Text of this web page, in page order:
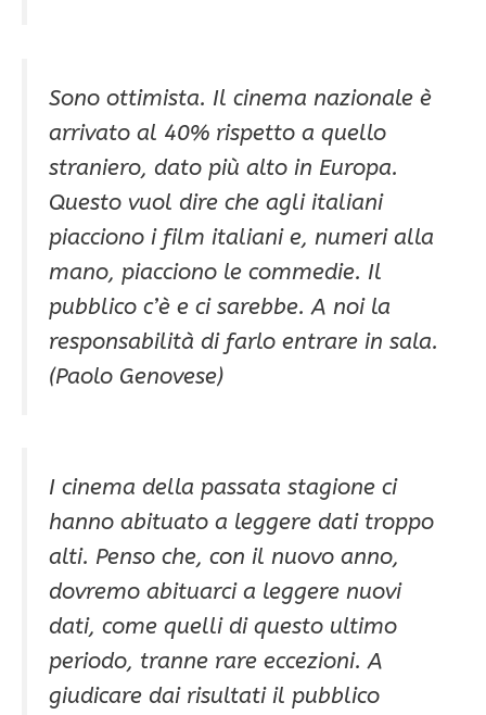
Sono ottimista. Il cinema nazionale è
arrivato al 40% rispetto a quello
straniero, dato più alto in Europa.
Questo vuol dire che agli italiani
piacciono i film italiani e, numeri alla
mano, piacciono le commedie. Il
pubblico c’è e ci sarebbe. A noi la
responsabilità di farlo entrare in sala.
(Paolo Genovese)
I cinema della passata stagione ci
hanno abituato a leggere dati troppo
alti. Penso che, con il nuovo anno,
dovremo abituarci a leggere nuovi
dati, come quelli di questo ultimo
periodo, tranne rare eccezioni. A
giudicare dai risultati il pubblico